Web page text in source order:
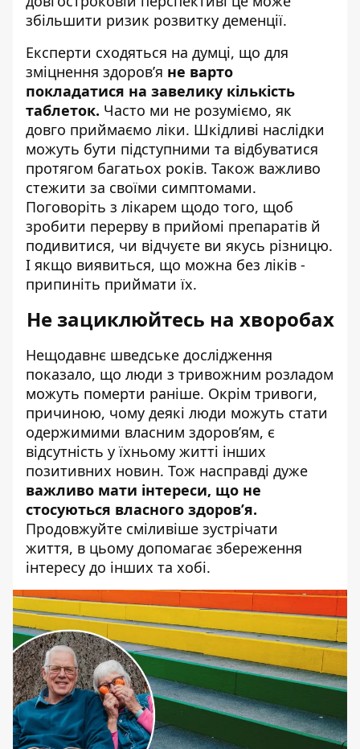
збільшити ризик розвитку деменції.
Експерти сходяться на думці, що для
зміцнення здоров’я не варто
покладатися на завелику кількість
таблеток. Часто ми не розуміємо, як
довго приймаємо ліки. Шкідливі наслідки
можуть бути підступними та відбуватися
протягом багатьох років. Також важливо
стежити за своїми симптомами.
Поговоріть з лікарем щодо того, щоб
зробити перерву в прийомі препаратів й
подивитися, чи відчуєте ви якусь різницю.
І якщо виявиться, що можна без ліків -
припиніть приймати їх.
Не зациклюйтесь на хворобах
Нещодавнє шведське дослідження
показало, що люди з тривожним розладом
можуть померти раніше. Окрім тривоги,
причиною, чому деякі люди можуть стати
одержимими власним здоров’ям, є
відсутність у їхньому житті інших
позитивних новин. Тож насправді дуже
важливо мати інтереси, що не
стосуються власного здоров’я.
Продовжуйте сміливіше зустрічати
життя, в цьому допомагає збереження
інтересу до інших та хобі.